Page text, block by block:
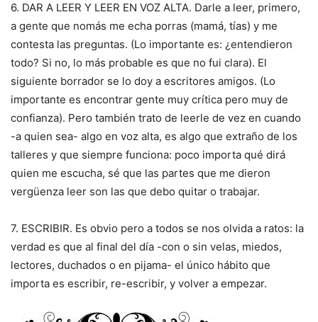
6. DAR A LEER Y LEER EN VOZ ALTA. Darle a leer, primero,
a gente que nomás me echa porras (mamá, tías) y me
contesta las preguntas. (Lo importante es: ¿entendieron
todo? Si no, lo más probable es que no fui clara). El
siguiente borrador se lo doy a escritores amigos. (Lo
importante es encontrar gente muy crítica pero muy de
confianza). Pero también trato de leerle de vez en cuando
-a quien sea- algo en voz alta, es algo que extraño de los
talleres y que siempre funciona: poco importa qué dirá
quien me escucha, sé que las partes que me dieron
vergüenza leer son las que debo quitar o trabajar.
7. ESCRIBIR. Es obvio pero a todos se nos olvida a ratos: la
verdad es que al final del día -con o sin velas, miedos,
lectores, duchados o en pijama- el único hábito que
importa es escribir, re-escribir, y volver a empezar.